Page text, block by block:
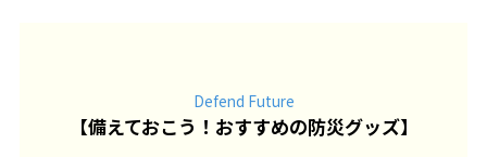
Defend Future
【備えておこう！おすすめの防災グッズ】